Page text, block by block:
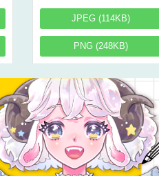
JPEG (114KB)
PNG (248KB)